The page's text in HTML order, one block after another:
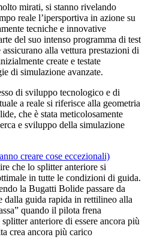
mirati, si stanno rivelando
reale l’ipersportiva in azione su
tecniche e innovative
del suo intenso programma di test
alla vettura prestazioni di
create e testate
di simulazione avanzate.
di sviluppo tecnologico e di
a reale si riferisce alla geometria
che è stata meticolosamente
e sviluppo della simulazione
creare cose eccezionali)
che lo splitter anteriore si
in tutte le condizioni di guida.
la Bugatti Bolide passare da
dalla guida rapida in rettilineo alla
quando il pilota frena
anteriore di essere ancora più
crea ancora più carico